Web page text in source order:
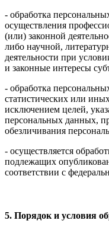
- обработка
осуществления
(или) законной
либо научной,
деятельности при
и законные интересы
- обработка
статистических или
исключением целей,
персональных данных,
обезличивания
- осуществляется
подлежащих
соответствии с
5. Порядок и условия